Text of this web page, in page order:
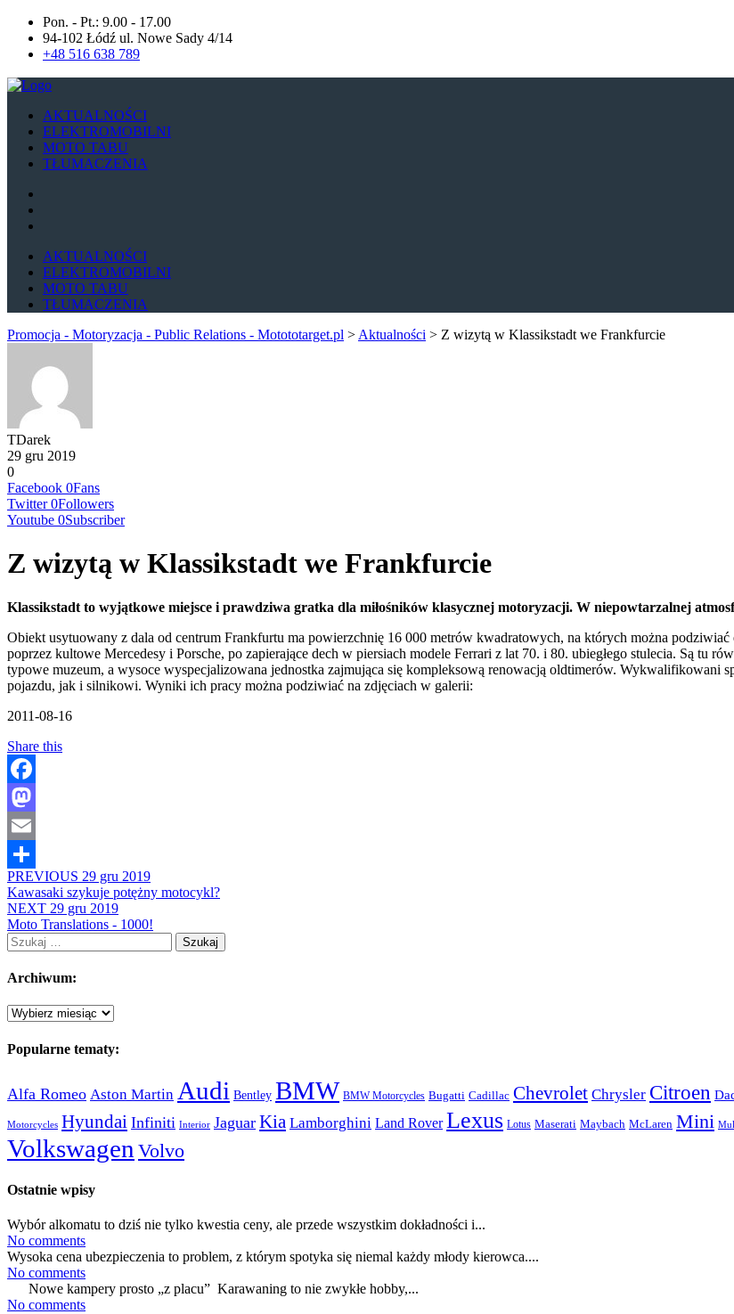
Pon. - Pt.: 9.00 - 17.00
94-102 Łódź ul. Nowe Sady 4/14
+48 516 638 789
AKTUALNOŚCI
ELEKTROMOBILNI
MOTO TABU
TŁUMACZENIA
AKTUALNOŚCI
ELEKTROMOBILNI
MOTO TABU
TŁUMACZENIA
Promocja - Motoryzacja - Public Relations - Motototarget.pl > Aktualności > Z wizytą w Klassikstadt we Frankfurcie
TDarek
29 gru 2019
0
Facebook 0Fans
Twitter 0Followers
Youtube 0Subscriber
Z wizytą w Klassikstadt we Frankfurcie
Klassikstadt to wyjątkowe miejsce i prawdziwa gratka dla miłośników klasycznej motoryzacji. W niepowtarzalnej
Obiekt usytuowany z dala od centrum Frankfurtu ma powierzchnię 16 000 metrów kwadratowych, na których można
poprzez kultowe Mercedesy i Porsche, po zapierające dech w piersiach modele Ferrari z lat 70. i 80. ubiegłego stulecia. Są tu
typowe muzeum, a wysoce wyspecjalizowana jednostka zajmująca się kompleksową renowacją oldtimerów. Wykwalifikowani
pojazdu, jak i silnikowi. Wyniki ich pracy można podziwiać na zdjęciach w galerii:
2011-08-16
Share this
Facebook
Mastodon
Email
Share
PREVIOUS 29 gru 2019
Kawasaki szykuje potężny motocykl?
NEXT 29 gru 2019
Moto Translations - 1000!
Szukaj:
Archiwum:
Archiwum:
Popularne tematy:
Alfa Romeo Aston Martin Audi Bentley BMW BMW Motorcycles Bugatti Cadillac Chevrolet Chrysler Citroen
Motorcycles Hyundai Infiniti Interior Jaguar Kia Lamborghini Land Rover Lexus Lotus Maserati Maybach McLaren Mini
Volkswagen Volvo
Ostatnie wpisy
Wybór alkomatu to dziś nie tylko kwestia ceny, ale przede wszystkim dokładności i...
No comments
Wysoka cena ubezpieczenia to problem, z którym spotyka się niemal każdy młody kierowca....
No comments
Nowe kampery prosto „z placu” Karawaning to nie zwykłe hobby,...
No comments